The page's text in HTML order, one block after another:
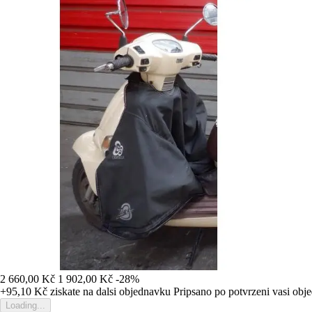
2 660,00 Kč 1 902,00 Kč -28%
+95,10 Kč ziskate na dalsi objednavku Pripsano po potvrzeni vasi
Loading...